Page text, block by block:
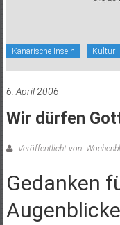
Kanarische Inseln Kultur
6. April 2006
Wir dürfen
Veröffentlicht von:
Gedanken